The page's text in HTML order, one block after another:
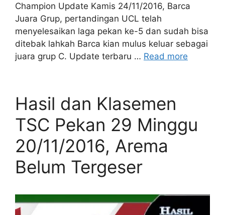
Champion Update Kamis 24/11/2016, Barca
Juara Grup, pertandingan UCL telah
menyelesaikan laga pekan ke-5 dan sudah bisa
ditebak lahkah Barca kian mulus keluar sebagai
juara grup C. Update terbaru … Read more
Hasil dan Klasemen
TSC Pekan 29 Minggu
20/11/2016, Arema
Belum Tergeser